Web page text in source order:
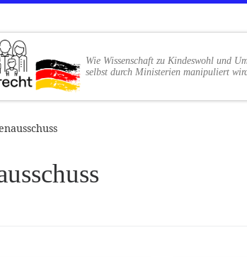
Wie Wissenschaft zu Kindeswohl und
selbst durch Ministerien manipuliert